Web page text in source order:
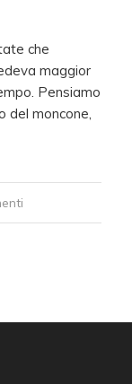
che
maggior
Pensiamo
moncone,